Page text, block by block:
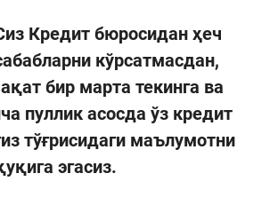
Кредит бюросидан ҳеч
кўрсатмасдан,
бир марта текинга ва
пуллик асосда ўз кредит
тўғрисидаги маълумотни
эгасиз.